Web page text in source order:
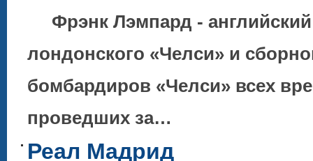
Фрэнк Лэмпард -
лондонского «Челси» и
бомбардиров «Челси» всех
проведших за…
Реал Мадрид